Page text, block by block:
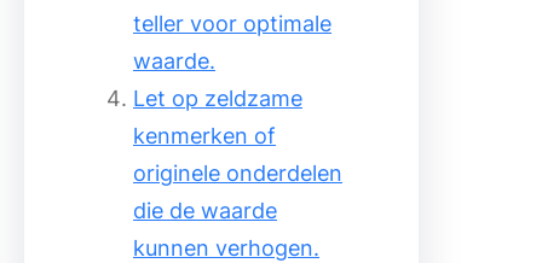
teller voor optimale
waarde.
Let op zeldzame
kenmerken of
originele onderdelen
die de waarde
kunnen verhogen.